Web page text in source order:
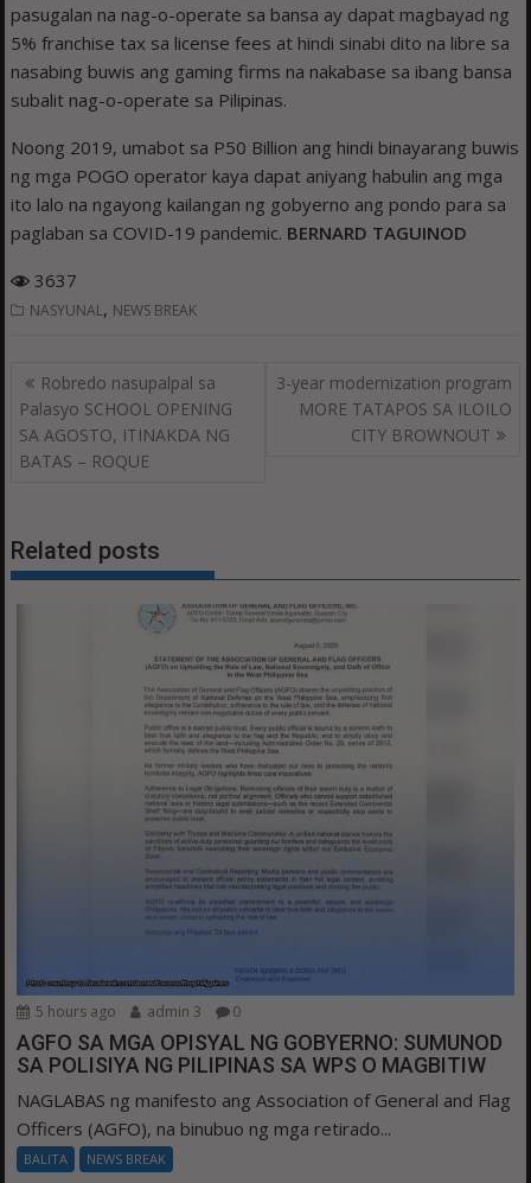
pasugalan na nag-o-operate sa bansa ay dapat magbayad ng
5% franchise tax sa license fees at hindi sinabi dito na libre sa
nasabing buwis ang gaming firms na nakabase sa ibang bansa
subalit nag-o-operate sa Pilipinas.
Noong 2019, umabot sa P50 Billion ang hindi binayarang buwis
ng mga POGO operator kaya dapat aniyang habulin ang mga
ito lalo na ngayong kailangan ng gobyerno ang pondo para sa
paglaban sa COVID-19 pandemic. BERNARD TAGUINOD
3637
NASYUNAL, NEWS BREAK
Post
navigation
Robredo nasupalpal sa
Palasyo SCHOOL OPENING
SA AGOSTO, ITINAKDA NG
BATAS – ROQUE
3-year modernization program
MORE TATAPOS SA ILOILO
CITY BROWNOUT
Related posts
5 hours ago admin 3 0
AGFO SA MGA OPISYAL NG GOBYERNO: SUMUNOD
SA POLISIYA NG PILIPINAS SA WPS O MAGBITIW
NAGLABAS ng manifesto ang Association of General and Flag
Officers (AGFO), na binubuo ng mga retirado...
BALITA NEWS BREAK